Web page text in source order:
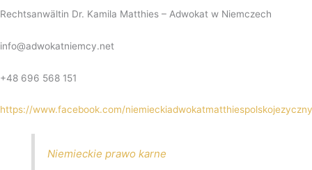
Rechtsanwältin Dr. Kamila Matthies – Adwokat w Niemczech
info@adwokatniemcy.net
+48 696 568 151
https://www.facebook.com/
Niemieckie prawo karne